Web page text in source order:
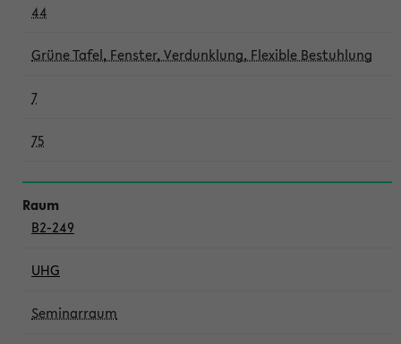
44
Grüne Tafel, Fenster, Verdunklung, Flexible Bestuhlung
7
75
B2-249
UHG
Seminarraum